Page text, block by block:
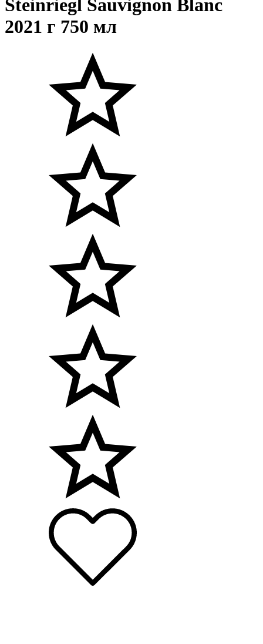
Steinriegl Sauvignon Blanc
2021 г 750 мл